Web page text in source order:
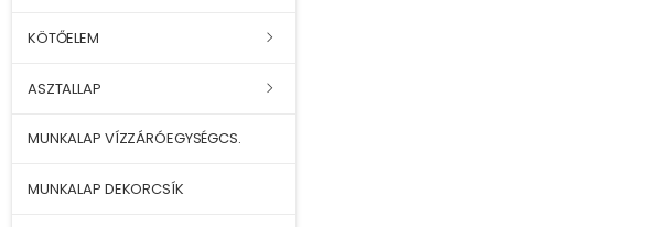
KÖTŐELEM
ASZTALLAP
MUNKALAP VÍZZÁRÓEGYSÉGCS.
MUNKALAP DEKORCSÍK